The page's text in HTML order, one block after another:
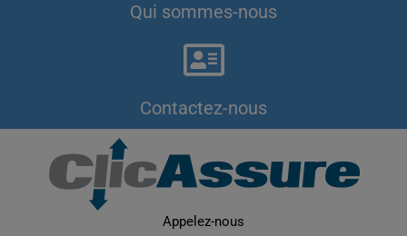
Qui sommes-nous
Contactez-nous
Appelez-nous